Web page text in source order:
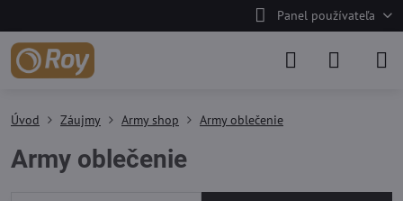
Panel používateľa
Úvod Záujmy Army shop Army oblečenie
Army oblečenie